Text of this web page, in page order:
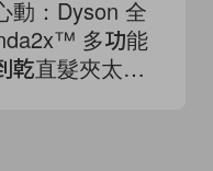
動：Dyson 全
多功能
乾直髮夾太犯